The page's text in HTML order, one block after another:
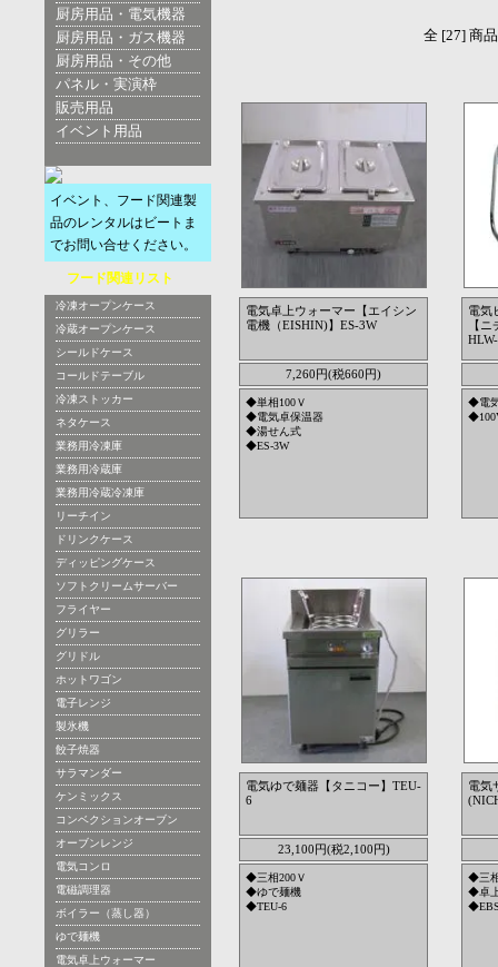
厨房用品・電気機器
厨房用品・ガス機器
厨房用品・その他
パネル・実演枠
販売用品
イベント用品
イベント、フード関連製
品のレンタルはビートま
でお問い合せください。
フード関連リスト
冷凍オープンケース
冷蔵オープンケース
シールドケース
コールドテーブル
冷凍ストッカー
ネタケース
業務用冷凍庫
業務用冷蔵庫
業務用冷蔵冷凍庫
リーチイン
ドリンクケース
ディッピングケース
ソフトクリームサーバー
フライヤー
グリラー
グリドル
ホットワゴン
電子レンジ
製氷機
餃子焼器
サラマンダー
ケンミックス
コンベクションオーブン
オーブンレンジ
電気コンロ
電磁調理器
ボイラー（蒸し器）
ゆで麺機
電気卓上ウォーマー
全 [27] 商
電気卓上ウォーマー【エイシン
電機（EISHIN)】ES-3W
7,260円(税660円)
◆単相100Ｖ
◆電気卓保温器
◆湯せん式
◆ES-3W
電気
【
◆電
電気ゆで麺器【タニコー】TEU-
6
23,100円(税2,100円)
◆三相200Ｖ
◆ゆで麺機
◆TEU-6
電気
◆三
◆卓